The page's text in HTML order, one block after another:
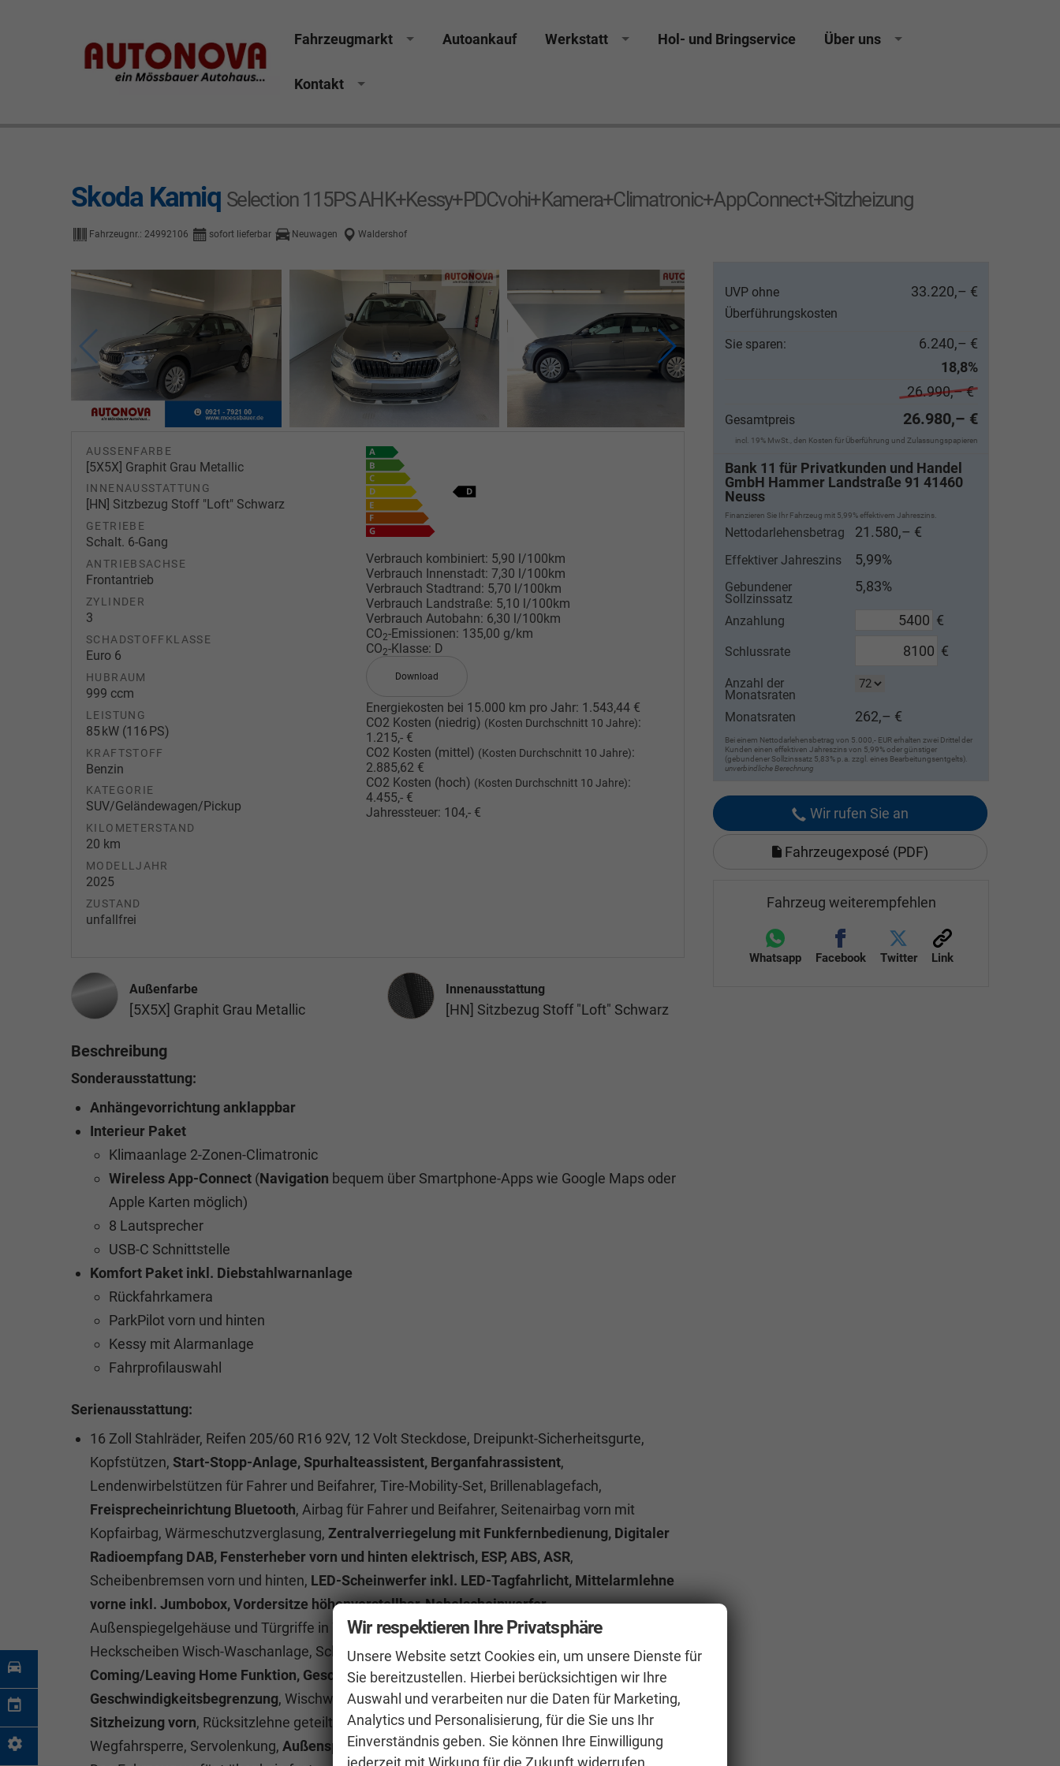
Skoda Kamiq Bayreuth Nützel Mössbauer Autonova Brucker Räthel MGS Autohaus günstig Finanzierung Leasing Neuwagen Gebrauchtwagen Jahreswagen
Fahrzeugmarkt Autoankauf Werkstatt Hol- und Bringservice Über uns
Kontakt
Skoda Kamiq Selection 115PS AHK+Kessy+PDCvohi+Kamera+Climatronic+AppConnect+Sitzheizung
Fahrzeugnr.: 24992106 sofort lieferbar Neuwagen Waldershof
UVP ohne
Überführungskosten
33.220,– €
Sie sparen:
6.240,– €
18,8%
26.990,– €
Gesamtpreis 26.980,– €
incl. 19% MwSt., den Kosten für Überführung und Zulassungspapieren
Bank 11 für Privatkunden und Handel
GmbH Hammer Landstraße 91 41460
Neuss
Finanzieren Sie Ihr Fahrzeug mit 5,99% effektivem Jahreszins.
Nettodarlehensbetrag 21.580,– €
Effektiver Jahreszins 5,99%
Gebundener
Sollzinssatz
5,83%
Anzahlung €
Schlussrate €
Anzahl der
Monatsraten
Monatsraten
262,– €
Bei einem Nettodarlehensbetrag von 5.000,- EUR erhalten zwei Drittel der
Kunden einen effektiven Jahreszins von 5,99% oder günstiger
(gebundener Sollzinssatz 5,83% p.a. zzgl. eines Bearbeitungsentgelts).
unverbindliche Berechnung
Wir rufen Sie an
Fahrzeugexposé (PDF)
Fahrzeug weiterempfehlen
Whatsapp Facebook Twitter Link
AUSSENFARBE
[5X5X] Graphit Grau Metallic
INNENAUSSTATTUNG
[HN] Sitzbezug Stoff "Loft" Schwarz
GETRIEBE
Schalt. 6-Gang
ANTRIEBSACHSE
Frontantrieb
ZYLINDER
3
SCHADSTOFFKLASSE
Euro 6
HUBRAUM
999 ccm
LEISTUNG
85 kW (116 PS)
KRAFTSTOFF
Benzin
KATEGORIE
SUV/Geländewagen/Pickup
KILOMETERSTAND
20 km
MODELLJAHR
2025
ZUSTAND
unfallfrei
Verbrauch kombiniert: 5,90 l/100km
Verbrauch Innenstadt: 7,30 l/100km
Verbrauch Stadtrand: 5,70 l/100km
Verbrauch Landstraße: 5,10 l/100km
Verbrauch Autobahn: 6,30 l/100km
CO2-Emissionen: 135,00 g/km
CO2-Klasse: D
Download
Energiekosten bei 15.000 km pro Jahr: 1.543,44 €
CO2 Kosten (niedrig) (Kosten Durchschnitt 10 Jahre):
1.215,- €
CO2 Kosten (mittel) (Kosten Durchschnitt 10 Jahre):
2.885,62 €
CO2 Kosten (hoch) (Kosten Durchschnitt 10 Jahre):
4.455,- €
Jahressteuer: 104,- €
Außenfarbe
[5X5X] Graphit Grau Metallic
InnenausstattungInnenausstattung
[HN] Sitzbezug Stoff "Loft" Schwarz
Beschreibung
Sonderausstattung:
Anhängevorrichtung anklappbar
Interieur Paket
Klimaanlage 2-Zonen-Climatronic
Wireless App-Connect (Navigation bequem über Smartphone-Apps wie Google Maps oder
Apple Karten möglich)
8 Lautsprecher
USB-C Schnittstelle
Komfort Paket inkl. Diebstahlwarnanlage
Rückfahrkamera
ParkPilot vorn und hinten
Kessy mit Alarmanlage
Fahrprofilauswahl
Serienausstattung:
16 Zoll Stahlräder, Reifen 205/60 R16 92V, 12 Volt Steckdose, Dreipunkt-Sicherheitsgurte,
Kopfstützen, Start-Stopp-Anlage, Spurhalteassistent, Berganfahrassistent,
Lendenwirbelstützen für Fahrer und Beifahrer, Tire-Mobility-Set, Brillenablagefach,
Freisprecheinrichtung Bluetooth, Airbag für Fahrer und Beifahrer, Seitenairbag vorn mit
Kopfairbag, Wärmeschutzverglasung, Zentralverriegelung mit Funkfernbedienung, Digitaler
Radioempfang DAB, Fensterheber vorn und hinten elektrisch, ESP, ABS, ASR,
Scheibenbremsen vorn und hinten, LED-Scheinwerfer inkl. LED-Tagfahrlicht, Mittelarmlehne
vorne inkl. Jumbobox, Vordersitze höhenverstellbar, Nebelscheinwerfer,
Außenspiegelgehäuse und Türgriffe in Wagenfarbe,Multifunktionslenkrad, Lichtsensor
Heckscheiben Wisch-Waschanlage, Scheibenwischer-Intervallschaltung,Assistenzlicht,
Coming/Leaving Home Funktion, Geschwindigkeitsregelanlage inkl.
Geschwindigkeitsbegrenzung, Wischwasser-Standanzeige,Virtual Cockpit(Bordcomputer),
Sitzheizung vorn, Rücksitzlehne geteilt umklappbar, Stoßfänger in Wagenfarbe,
Wegfahrsperre, Servolenkung, Außenspiegel elektrisch einstell- und beheizbar
Wir respektieren Ihre Privatsphäre
Unsere Website setzt Cookies ein, um unsere Dienste für
Sie bereitzustellen. Hierbei berücksichtigen wir Ihre
Auswahl und verarbeiten nur die Daten für Marketing,
Analytics und Personalisierung, für die Sie uns Ihr
Einverständnis geben. Sie können Ihre Einwilligung
jederzeit mit Wirkung für die Zukunft widerrufen.